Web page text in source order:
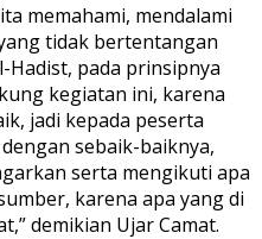
memahami, mendalami
tidak bertentangan
Hadist, pada prinsipnya
kegiatan ini, karena
jadi kepada peserta
sebaik-baiknya,
serta mengikuti apa
karena apa yang di
demikian Ujar Camat.